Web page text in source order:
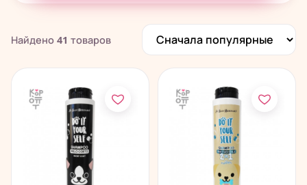
Найдено 41 товаров